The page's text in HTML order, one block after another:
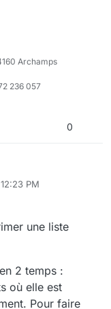
Archamps
236 057
0
PM
une liste
2 temps :
où elle est
Pour faire